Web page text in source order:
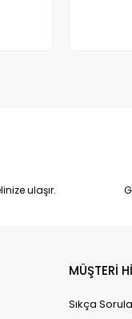
ulaşır.
MÜŞTERİ
Sıkça